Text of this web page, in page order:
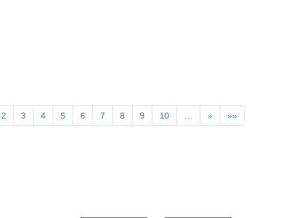
2 3 4 5 6 7 8 9 10 … » »»